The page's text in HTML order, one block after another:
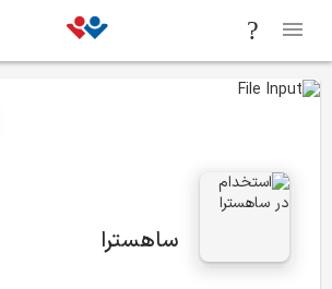
ساهسترا